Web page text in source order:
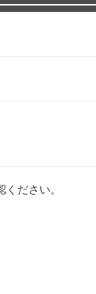
ださい。